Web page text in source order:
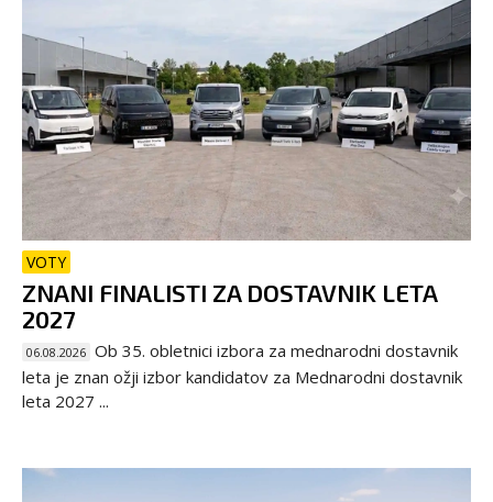
VOTY
ZNANI FINALISTI ZA DOSTAVNIK LETA
2027
06.08.2026 Ob 35. obletnici izbora za mednarodni dostavnik
leta je znan ožji izbor kandidatov za Mednarodni dostavnik
leta 2027 ...